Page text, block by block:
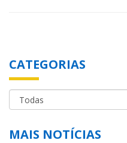
CATEGORIAS
MAIS NOTÍCIAS